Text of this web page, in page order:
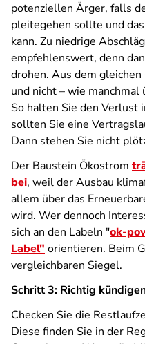
potenziellen Ärger, falls
pleitegehen sollte und
kann. Zu niedrige
empfehlenswert, denn
drohen. Aus dem
und nicht – wie
So halten Sie den
sollten Sie eine
Dann stehen Sie nicht
Der Baustein Ökostrom
bei, weil der Ausbau
allem über das
wird. Wer dennoch
sich an den Labeln "ok-
Label" orientieren. Beim
vergleichbaren Siegel.
Schritt 3: Richtig
Checken Sie die
Diese finden Sie in der